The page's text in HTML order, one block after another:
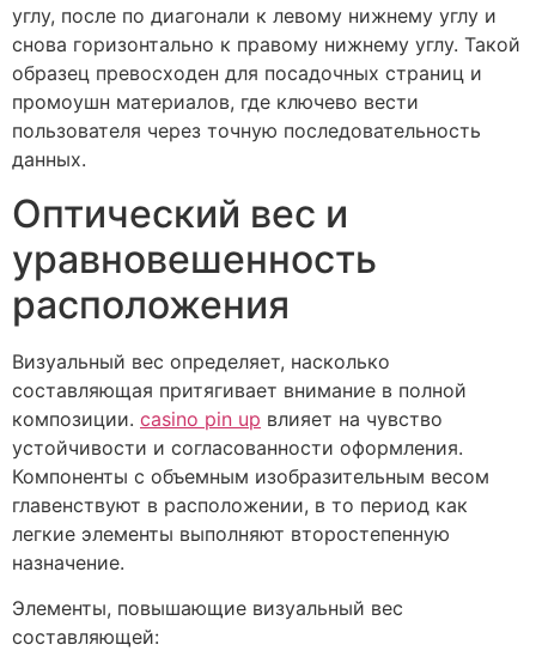
углу, после по диагонали к левому нижнему углу и
снова горизонтально к правому нижнему углу. Такой
образец превосходен для посадочных страниц и
промоушн материалов, где ключево вести
пользователя через точную последовательность
данных.
Оптический вес и
уравновешенность
расположения
Визуальный вес определяет, насколько
составляющая притягивает внимание в полной
композиции. casino pin up влияет на чувство
устойчивости и согласованности оформления.
Компоненты с объемным изобразительным весом
главенствуют в расположении, в то период как
легкие элементы выполняют второстепенную
назначение.
Элементы, повышающие визуальный вес
составляющей: